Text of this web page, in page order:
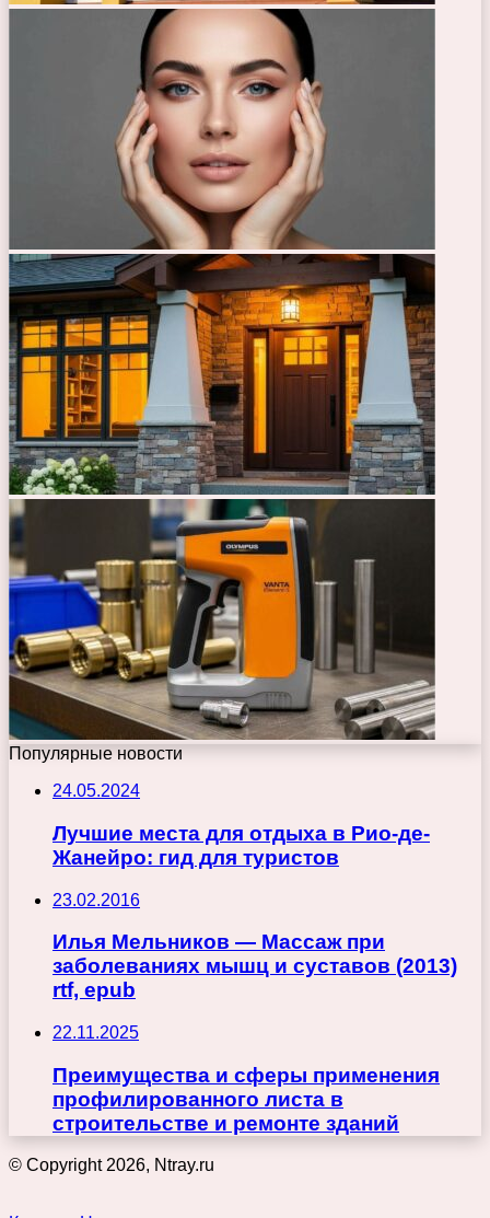
Популярные новости
24.05.2024
Лучшие места для отдыха в Рио-де-
Жанейро: гид для туристов
23.02.2016
Илья Мельников — Массаж при
заболеваниях мышц и суставов (2013)
rtf, epub
22.11.2025
Преимущества и сферы применения
профилированного листа в
строительстве и ремонте зданий
© Copyright 2026, Ntray.ru